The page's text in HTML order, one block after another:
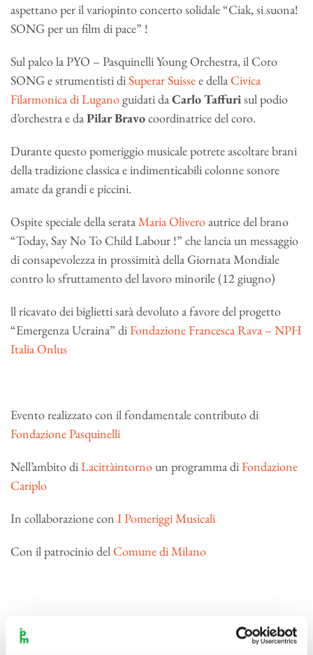
aspettano per il variopinto concerto solidale “Ciak, si suona!
SONG per un film di pace” !
Sul palco la PYO – Pasquinelli Young Orchestra, il Coro
SONG e strumentisti diSuperar Suissee dellaCivica
Filarmonica di Luganoguidati daCarlo Taffurisul podio
d’orchestra e daPilar Bravocoordinatrice del coro.
Durante questo pomeriggio musicale potrete ascoltare brani
della tradizione classica e indimenticabili colonne sonore
amate da grandi e piccini.
Ospite speciale della serataMaria Oliveroautrice del brano
“Today, Say No To Child Labour !” che lancia un messaggio
di consapevolezza in prossimità della Giornata Mondiale
contro lo sfruttamento del lavoro minorile (12 giugno)
ll ricavato dei biglietti sarà devoluto a favore del progetto
“Emergenza Ucraina” diFondazione Francesca Rava – NPH
Italia Onlus
Evento realizzato con il fondamentale contributo di
Fondazione Pasquinelli
Nell’ambito diLacittàintornoun programma diFondazione
Cariplo
In collaborazione con I Pomeriggi Musicali
Con il patrocinio delComune di Milano